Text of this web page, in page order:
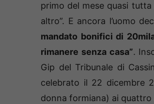
primo del mese quasi
altro”. E ancora l’uomo
mandato bonifici di
rimanere senza casa”.
Gip del Tribunale di
celebrato il 22 dicembre
donna formiana) ai quattro